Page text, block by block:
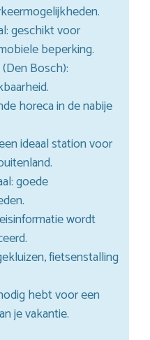
geschikt voor
beperking.
Bosch):
horeca in de nabije
ideaal station voor
goede
wordt
fietsenstalling
hebt voor een
je vakantie.